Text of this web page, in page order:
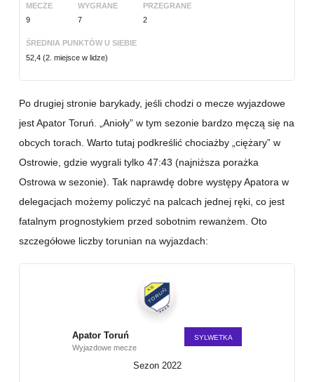
MECZE
9
WYGRANE
7
PRZEGRANE
2
ŚREDNIA PUNKTÓW U SIEBIE
52,4 (2. miejsce w lidze)
Po drugiej stronie barykady, jeśli chodzi o mecze wyjazdowe
jest Apator Toruń. „Anioły” w tym sezonie bardzo męczą się na
obcych torach. Warto tutaj podkreślić chociażby „ciężary” w
Ostrowie, gdzie wygrali tylko 47:43 (najniższa porażka
Ostrowa w sezonie). Tak naprawdę dobre występy Apatora w
delegacjach możemy policzyć na palcach jednej ręki, co jest
fatalnym prognostykiem przed sobotnim rewanżem. Oto
szczegółowe liczby torunian na wyjazdach:
Apator Toruń
Wyjazdowe mecze
SYLWETKA
Sezon 2022